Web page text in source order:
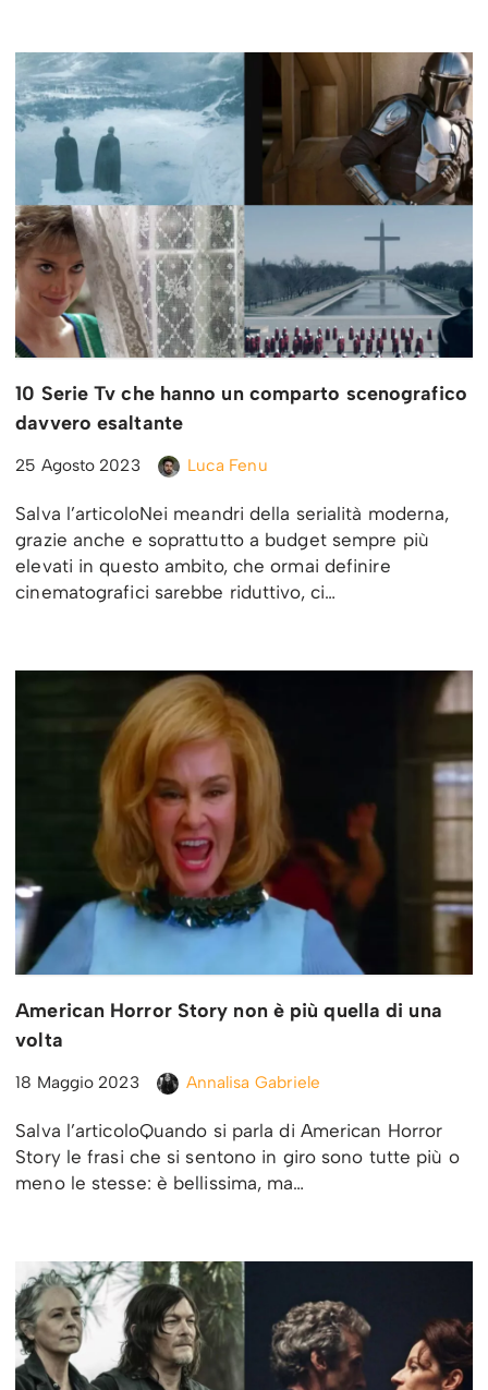
10 Serie Tv che hanno un comparto scenografico
davvero esaltante
25 Agosto 2023 Luca Fenu
Salva l’articoloNei meandri della serialità moderna,
grazie anche e soprattutto a budget sempre più
elevati in questo ambito, che ormai definire
cinematografici sarebbe riduttivo, ci…
American Horror Story non è più quella di una
volta
18 Maggio 2023 Annalisa Gabriele
Salva l’articoloQuando si parla di American Horror
Story le frasi che si sentono in giro sono tutte più o
meno le stesse: è bellissima, ma…